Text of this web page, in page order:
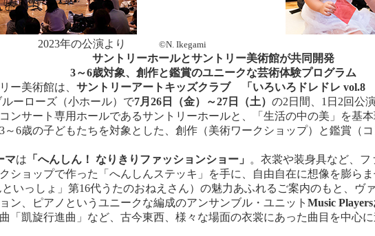
2023年の公演より ©N. Ikegami
サントリーホールとサントリー美術館が共同開発
3～6歳対象、創作と鑑賞のユニークな芸術体験プログラム
ー美術館は、 サントリーアートキッズクラブ 「いろいろドレドレ vol.8
ーローズ（小ホール）で7月26日（金）～27日（土） の2日間、1日2回公
ンサート専用ホールであるサントリーホールと、「生活の中の美」を基
～6歳の子どもたちを対象とした、創作（美術ワークショップ）と鑑賞（
マは 「へんしん！ なりきりファッションショー」
。衣裳や装身具など、
ショップで作った「へんしんステッキ」を手に、自由自在に想像を膨ら
といっしょ」第16代うたのおねえさん）の魅力あふれるご案内のもと、ヴ
ン、ピアノというユニークな編成のアンサンブル・ユニット Music Players
「凱旋行進曲」など、古今東西、様々な場面の衣裳にあった曲目を中心